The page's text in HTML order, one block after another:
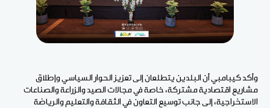
وأكد كيبامبي أن البلدين يتطلعان إلى تعزيز الحوار السياسي وإطلاق
مشاريع اقتصادية مشتركة، خاصة في مجالات الصيد والزراعة والصناعات
الاستخراجية، إلى جانب توسيع التعاون في الثقافة والتعليم والرياضة